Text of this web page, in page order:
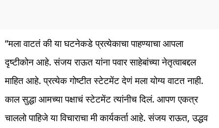
“मला वाटतं की या घटनेकडे प्रत्येकाचा पाहण्याचा आपला
दृष्टीकोन आहे. संजय राऊत यांना पवार साहेबांच्या नेतृत्वाबद्दल
माहित आहे. प्रत्येक गोष्टीत स्टेटमेंट देणं मला योग्य वाटत नाही.
काल सुद्धा आमच्या पक्षाचं स्टेटमेंट त्यांनीच दिलं. आपण एकत्र
चाललो पाहिजे या विचाराचा मी कार्यकर्ता आहे. संजय राऊत, उद्धव